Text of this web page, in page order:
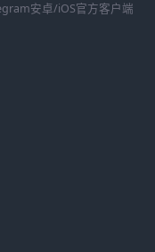
安卓/iOS官方客户端